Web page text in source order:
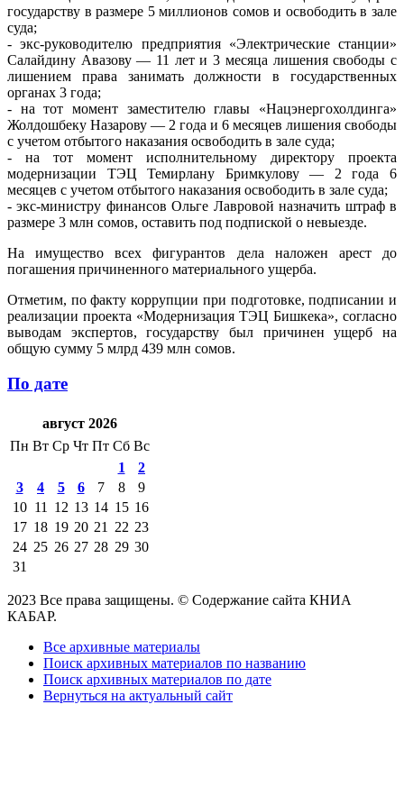
государству в размере 5 миллионов сомов и освободить в зале
суда;
- экс-руководителю предприятия «Электрические станции»
Салайдину Авазову — 11 лет и 3 месяца лишения свободы с
лишением права занимать должности в государственных
органах 3 года;
- на тот момент заместителю главы «Нацэнергохолдинга»
Жолдошбеку Назарову — 2 года и 6 месяцев лишения свободы
с учетом отбытого наказания освободить в зале суда;
- на тот момент исполнительному директору проекта
модернизации ТЭЦ Темирлану Бримкулову — 2 года 6
месяцев с учетом отбытого наказания освободить в зале суда;
- экс-министру финансов Ольге Лавровой назначить штраф в
размере 3 млн сомов, оставить под подпиской о невыезде.
На имущество всех фигурантов дела наложен арест до
погашения причиненного материального ущерба.
Отметим, по факту коррупции при подготовке, подписании и
реализации проекта «Модернизация ТЭЦ Бишкека», согласно
выводам экспертов, государству был причинен ущерб на
общую сумму 5 млрд 439 млн сомов.
По дате
август 2026
Пн Вт Ср Чт Пт Сб Вс
1
2
3
4 5 6 7 8
9
10 11 12 13 14 15 16
17 18 19 20 21 22 23
24 25 26 27 28 29 30
31
2023 Все права защищены. © Содержание сайта КНИА
КАБАР.
Все архивные материалы
Поиск архивных материалов по названию
Поиск архивных материалов по дате
Вернуться на актуальный сайт